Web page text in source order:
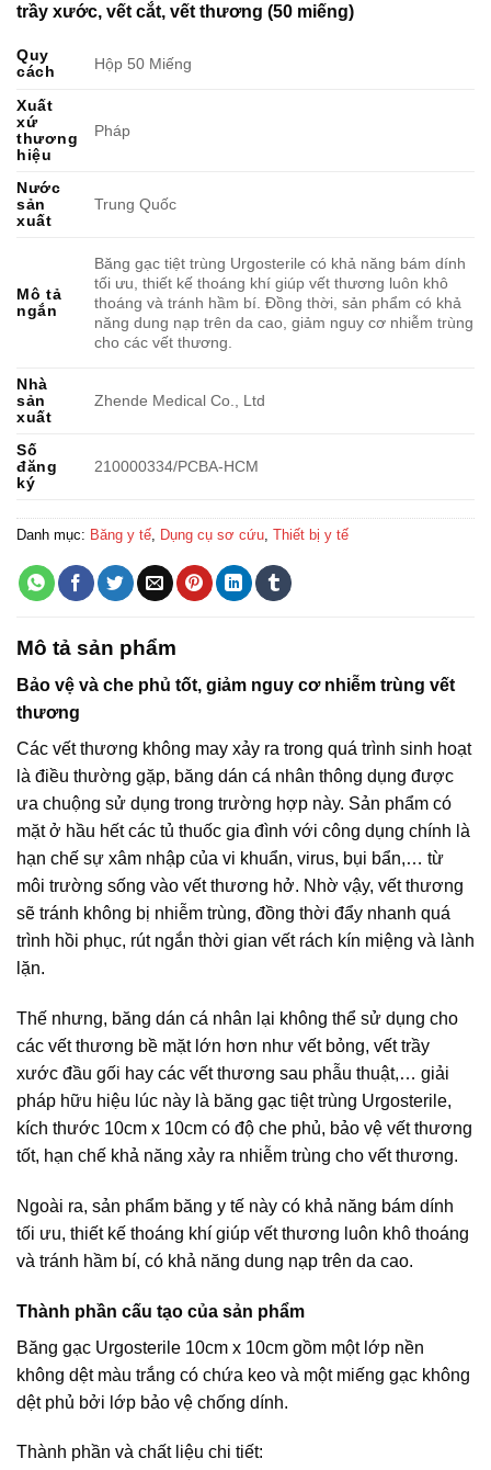
trầy xước, vết cắt, vết thương (50 miếng)
Quy
cách
Hộp 50 Miếng
Xuất
xứ
thương
hiệu
Pháp
Nước
sản
xuất
Trung Quốc
Mô tả
ngắn
Băng gạc tiệt trùng Urgosterile có khả năng bám dính
tối ưu, thiết kế thoáng khí giúp vết thương luôn khô
thoáng và tránh hầm bí. Đồng thời, sản phẩm có khả
năng dung nạp trên da cao, giảm nguy cơ nhiễm trùng
cho các vết thương.
Nhà
sản
xuất
Zhende Medical Co., Ltd
Số
đăng
ký
210000334/PCBA-HCM
Danh mục: Băng y tế Dụng cụ sơ cứu Thiết bị y tế
Mô tả sản phẩm
Bảo vệ và che phủ tốt, giảm nguy cơ nhiễm trùng vết
thương
Các vết thương không may xảy ra trong quá trình sinh hoạt
là điều thường gặp, băng dán cá nhân thông dụng được
ưa chuộng sử dụng trong trường hợp này. Sản phẩm có
mặt ở hầu hết các tủ thuốc gia đình với công dụng chính là
hạn chế sự xâm nhập của vi khuẩn, virus, bụi bẩn,… từ
môi trường sống vào vết thương hở. Nhờ vậy, vết thương
sẽ tránh không bị nhiễm trùng, đồng thời đẩy nhanh quá
trình hồi phục, rút ngắn thời gian vết rách kín miệng và lành
lặn.
Thế nhưng, băng dán cá nhân lại không thể sử dụng cho
các vết thương bề mặt lớn hơn như vết bỏng, vết trầy
xước đầu gối hay các vết thương sau phẫu thuật,… giải
pháp hữu hiệu lúc này là băng gạc tiệt trùng Urgosterile,
kích thước 10cm x 10cm có độ che phủ, bảo vệ vết thương
tốt, hạn chế khả năng xảy ra nhiễm trùng cho vết thương.
Ngoài ra, sản phẩm băng y tế này có khả năng bám dính
tối ưu, thiết kế thoáng khí giúp vết thương luôn khô thoáng
và tránh hầm bí, có khả năng dung nạp trên da cao.
Thành phần cấu tạo của sản phẩm
Băng gạc Urgosterile 10cm x 10cm gồm một lớp nền
không dệt màu trắng có chứa keo và một miếng gạc không
dệt phủ bởi lớp bảo vệ chống dính.
Thành phần và chất liệu chi tiết: